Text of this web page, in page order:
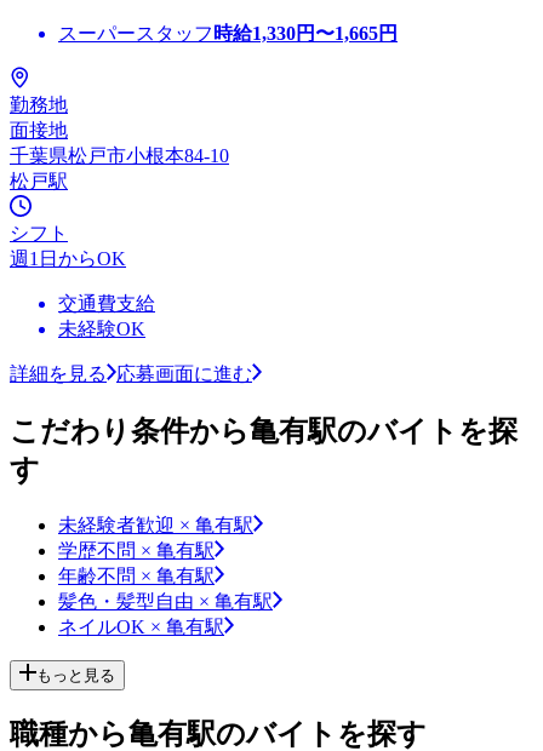
スーパースタッフ 時給1,330円〜1,665円
勤務地
面接地
千葉県松戸市小根本84-10
松戸駅
シフト
週1日からOK
交通費支給
未経験OK
詳細を見る 応募画面に進む
こだわり条件から亀有駅のバイトを探
す
未経験者歓迎 × 亀有駅
学歴不問 × 亀有駅
年齢不問 × 亀有駅
髪色・髪型自由 × 亀有駅
ネイルOK × 亀有駅
もっと見る
職種から亀有駅のバイトを探す